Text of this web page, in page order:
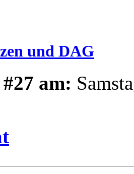
und DAG
am: